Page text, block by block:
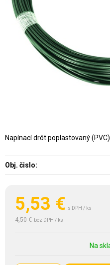
5,53 € s DPH / ks
4,50 € bez DPH / ks
Na
Napínací drôt poplastovaný
Obj. čislo: